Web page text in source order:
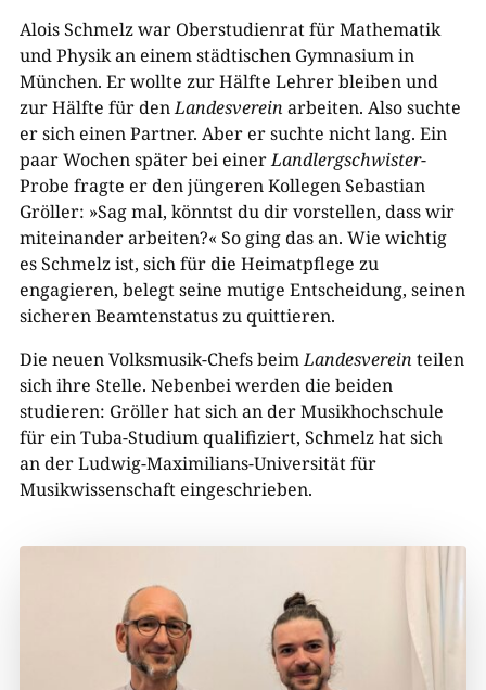
Alois Schmelz war Oberstudienrat für Mathematik
und Physik an einem städtischen Gymnasium in
München. Er wollte zur Hälfte Lehrer bleiben und
zur Hälfte für denLandesverein arbeiten. Also suchte
er sich einen Partner. Aber er suchte nicht lang. Ein
paar Wochen später bei einerLandlergschwister-
Probe fragte er den jüngeren Kollegen Sebastian
Gröller: »Sag mal, könntst du dir vorstellen, dass wir
miteinander arbeiten?« So ging das an. Wie wichtig
es Schmelz ist, sich für die Heimatpflege zu
engagieren, belegt seine mutige Entscheidung, seinen
sicheren Beamtenstatus zu quittieren.
Die neuen Volksmusik-Chefs beimLandesverein teilen
sich ihre Stelle. Nebenbei werden die beiden
studieren: Gröller hat sich an der Musikhochschule
für ein Tuba-Studium qualifiziert, Schmelz hat sich
an der Ludwig-Maximilians-Universität für
Musikwissenschaft eingeschrieben.